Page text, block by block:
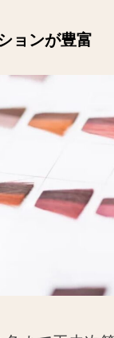
ョンが豊富